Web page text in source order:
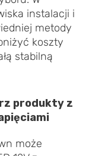
instalacji i
metody
koszty
stabilną
produkty z
może